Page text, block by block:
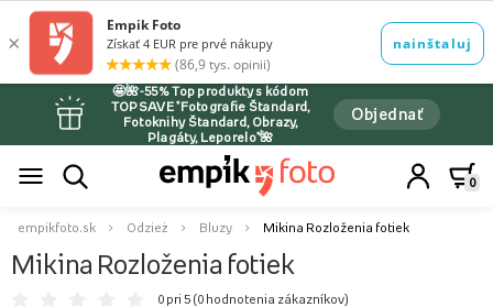
🤩🌺-55% Top produkty s kódom
TOPSAVE *Fotografie Štandard,
Fotoknihy Štandard, Obrazy,
Plagáty, Leporelo*🌺
Objednať
0
empikfoto.sk Odzież Bluzy Mikina Rozloženia fotiek
Mikina Rozloženia fotiek
0 pri 5 (0 hodnotenia zákazníkov)